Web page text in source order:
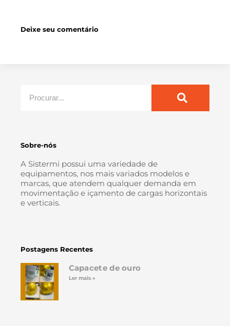
Deixe seu comentário
Sobre-nós
A Sistermi possui uma variedade de
equipamentos, nos mais variados modelos e
marcas, que atendem qualquer demanda em
movimentação e içamento de cargas horizontais
e verticais.
Postagens Recentes
Capacete de ouro
Ler mais »